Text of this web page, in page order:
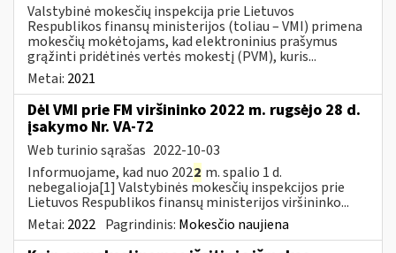
Valstybinė mokesčių inspekcija prie Lietuvos
Respublikos finansų ministerijos (toliau – VMI) primena
mokesčių mokėtojams, kad elektroninius prašymus
grąžinti pridėtinės vertės mokestį (PVM), kuris...
Metai: 2021
Dėl VMI prie FM viršininko 2022 m. rugsėjo 28 d.
įsakymo Nr. VA-72
Web turinio sąrašas 2022-10-03
Informuojame, kad nuo 2022 m. spalio 1 d.
nebegalioja[1] Valstybinės mokesčių inspekcijos prie
Lietuvos Respublikos finansų ministerijos viršininko...
Metai: 2022 Pagrindinis: Mokesčio naujiena